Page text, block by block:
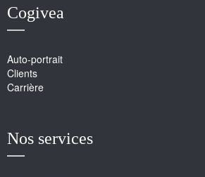
Cogivea
Auto-portrait
Clients
Carrière
Nos services